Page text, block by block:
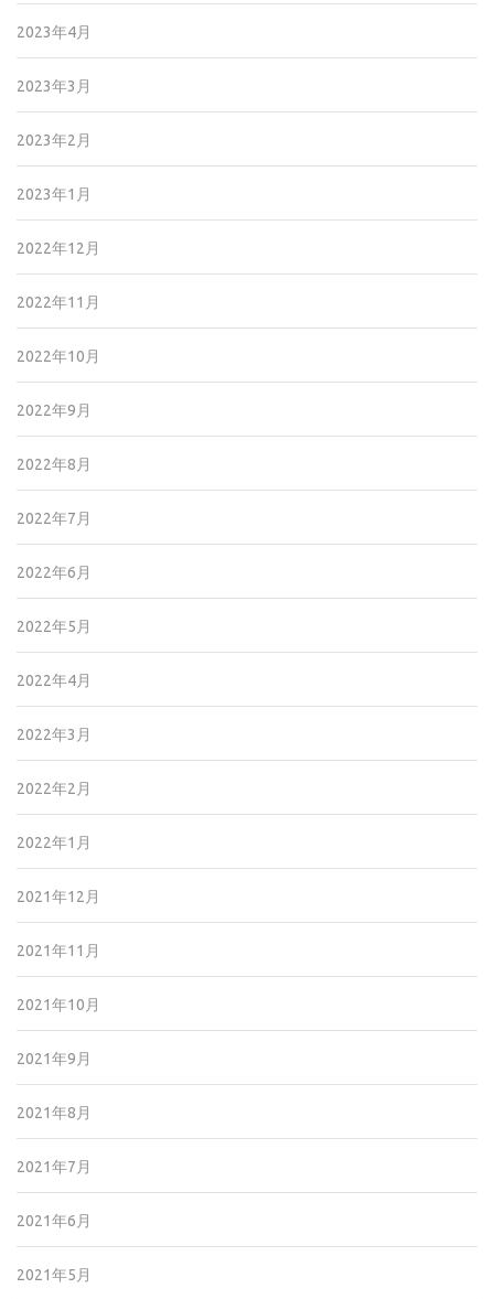
2023年4月
2023年3月
2023年2月
2023年1月
2022年12月
2022年11月
2022年10月
2022年9月
2022年8月
2022年7月
2022年6月
2022年5月
2022年4月
2022年3月
2022年2月
2022年1月
2021年12月
2021年11月
2021年10月
2021年9月
2021年8月
2021年7月
2021年6月
2021年5月